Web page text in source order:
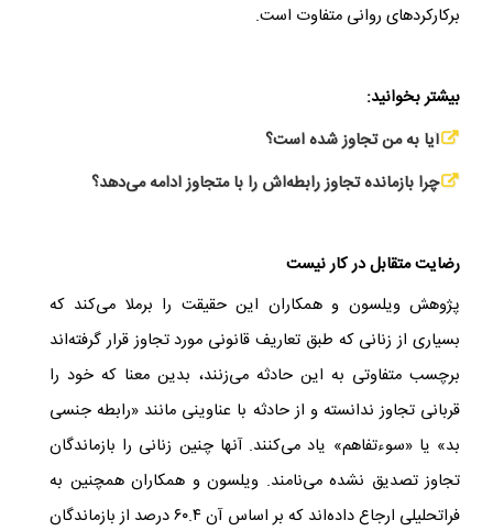
برکارکردهای روانی متفاوت است.
بیشتر بخوانید:
آیا به من تجاوز شده است؟
چرا بازمانده تجاوز رابطه‌اش را با متجاوز ادامه می‌دهد؟
رضایت متقابل در کار نیست
پژوهش ویلسون و همکاران این حقیقت را برملا می‌کند که
بسیاری از زنانی که طبق تعاریف قانونی مورد تجاوز قرار گرفته‌اند
برچسب متفاوتی به این حادثه می‌زنند، بدین معنا که خود را
قربانی تجاوز ندانسته و از حادثه با عناوینی مانند «رابطه جنسی
بد» یا «سوءتفاهم» یاد می‌کنند. آ‌نها چنین زنانی را بازماندگان
تجاوز تصدیق نشده می‌نامند. ویلسون و همکاران همچنین به
فراتحلیلی ارجاع داده‌اند که بر اساس آن ۶۰.۴ درصد از بازماندگان